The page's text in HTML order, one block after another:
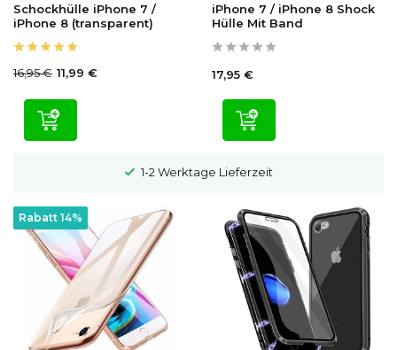
Schockhülle iPhone 7 /
iPhone 8 (transparent)
16,95 € 11,99 €
iPhone 7 / iPhone 8 Shock
Hülle Mit Band
17,95 €
1-2 Werktage Lieferzeit
Rabatt 14%